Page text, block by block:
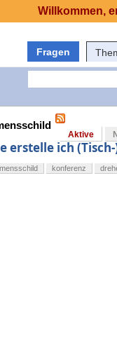
Fragen
Aktive
erstelle ich
konferenz
Willkommen,